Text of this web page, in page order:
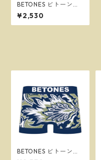
BETONES ビトーンズ
REFRESHING GREEN
メンズ フリーサイズ
ボクサーパンツ ※ネコ
¥2,530
BETONES ビトーンズ